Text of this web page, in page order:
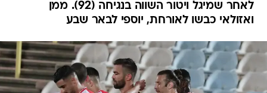
לאחר שמיגל ויטור השווה בנגיחה (92). ממן
ואזולאי כבשו לאורחת, יוספי לבאר שבע